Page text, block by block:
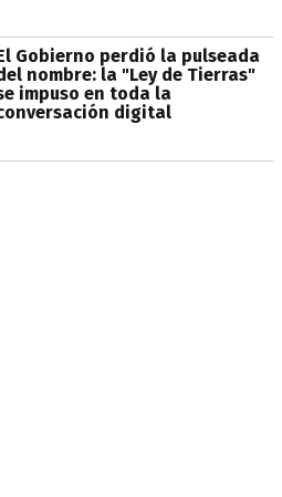
Gobierno perdió la pulseada
nombre: la "Ley de Tierras"
impuso en toda la
digital